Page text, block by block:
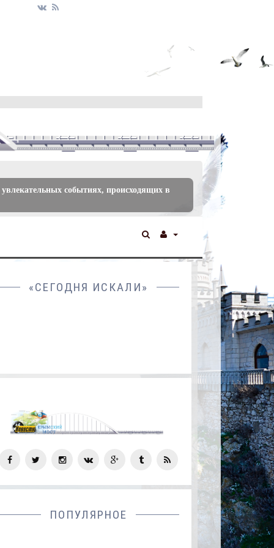
событиях, происходящих в
«СЕГОДНЯ ИСКАЛИ»
СОЦ
СЕТИ
ПОПУЛЯРНОЕ